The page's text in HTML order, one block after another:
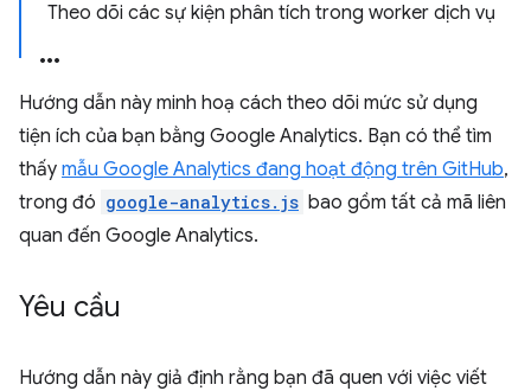
Theo dõi các sự kiện phân tích trong worker dịch vụ
Hướng dẫn này minh hoạ cách theo dõi mức sử dụng
tiện ích của bạn bằng Google Analytics. Bạn có thể tìm
thấy mẫu Google Analytics đang hoạt động trên GitHub,
trong đó google-analytics.js bao gồm tất cả mã liên
quan đến Google Analytics.
Yêu cầu
Hướng dẫn này giả định rằng bạn đã quen với việc viết